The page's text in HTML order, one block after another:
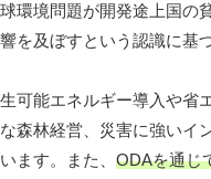
環境問題が開発途上国の
を及ぼすという認識に基
可能エネルギー導入や省
森林経営、災害に強いイ
ます。また、 ODAを通じ